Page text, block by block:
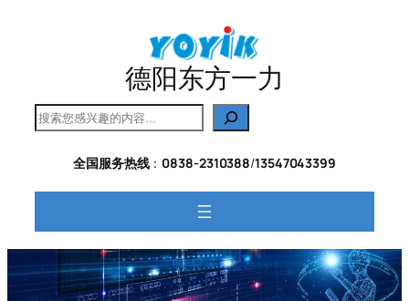
德阳东方一力
搜
索
全国服务热线： 0838-2310388/13547043399